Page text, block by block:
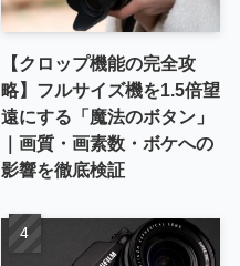
【クロップ機能の完全攻
略】フルサイズ機を1.5倍望
遠にする「魔法のボタン」
｜画質・画素数・ボケへの
影響を徹底検証